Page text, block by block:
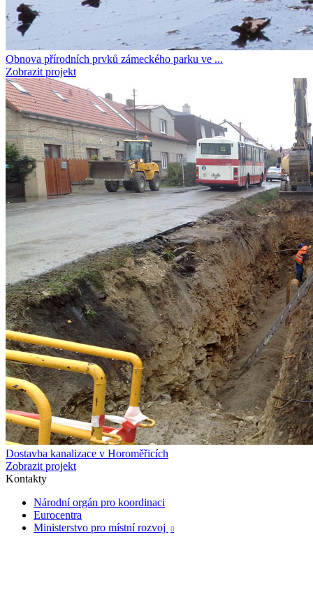
Obnova přírodních prvků zámeckého parku ve ...
Zobrazit projekt
Dostavba kanalizace v Horoměřicích
Zobrazit projekt
Kontakty
Národní orgán pro koordinaci
Eurocentra
Ministerstvo pro místní rozvoj
